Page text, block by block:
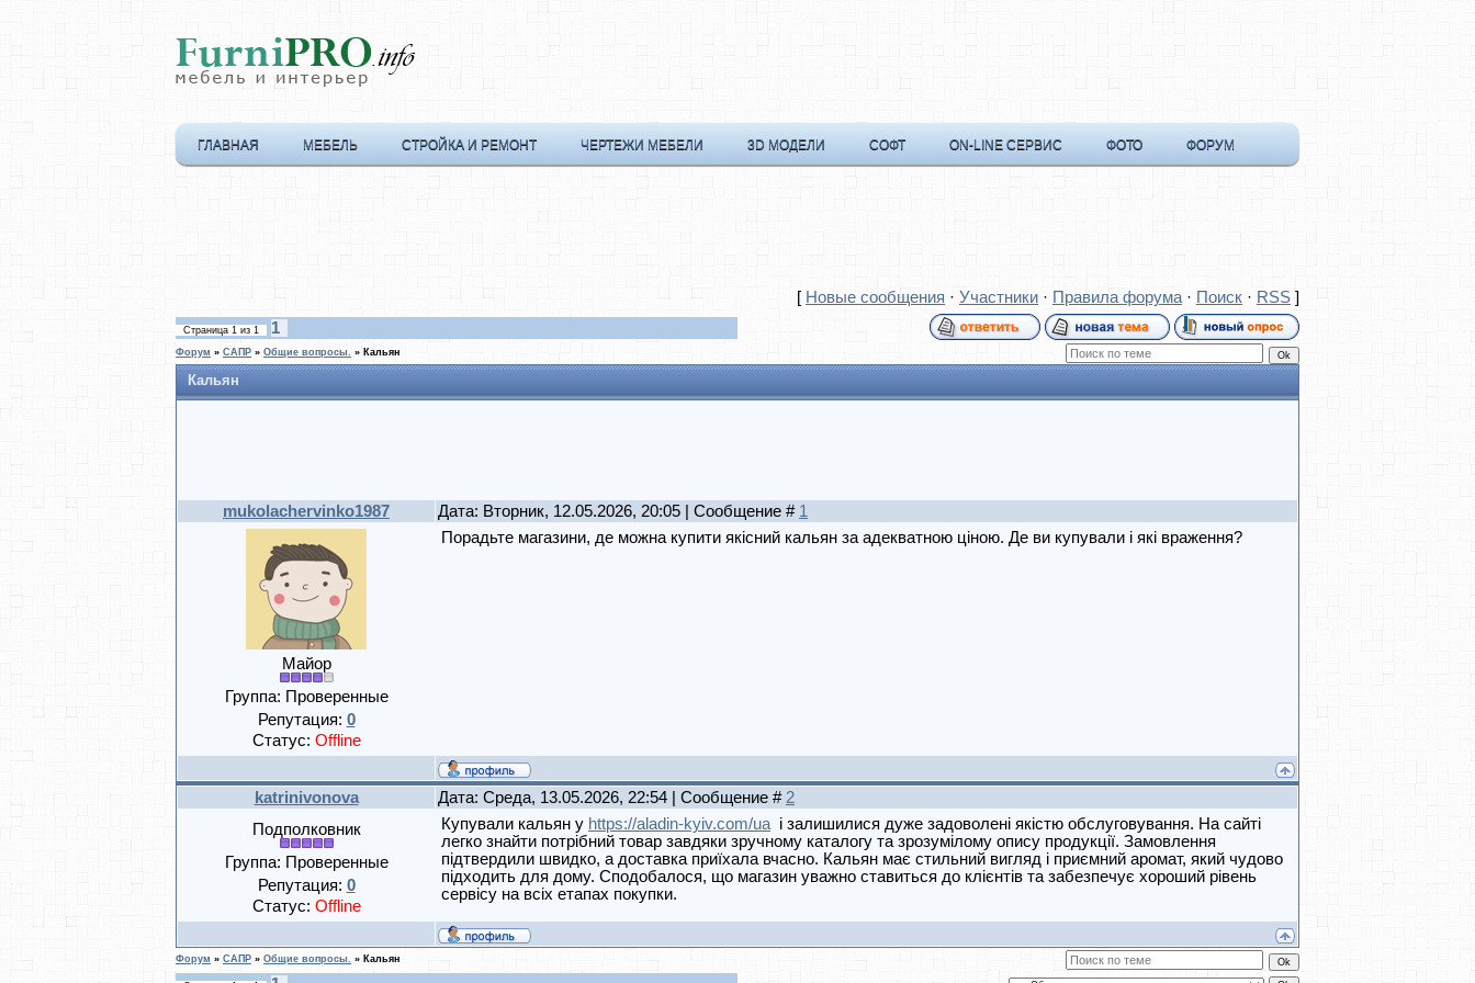
ГЛАВНАЯ МЕБЕЛЬ СТРОЙКА И РЕМОНТ ЧЕРТЕЖИ МЕБЕЛИ 3D МОДЕЛИ СОФТ ON-LINE СЕРВИС ФОТО ФОРУМ
[ Новые сообщения · Участники · Правила форума · Поиск · RSS]
Страница 1 из 1 1
Форум » САПР » Общие вопросы. » Кальян
Кальян
mukolachervinko1987 Дата: Вторник, 12.05.2026, 20:05 | Сообщение # 1
Майор
Группа: Проверенные
Репутация: 0
Статус: Offline
Порадьте магазини, де можна купити якісний кальян за адекватною ціною. Де ви купували і які враження?
katrinivonova Дата: Среда, 13.05.2026, 22:54 | Сообщение # 2
Подполковник
Группа: Проверенные
Репутация: 0
Статус: Offline
Купували кальян у https://aladin-kyiv.com/ua і залишилися дуже задоволені якістю обслуговування. На сайті
легко знайти потрібний товар завдяки зручному каталогу та зрозумілому опису продукції. Замовлення
підтвердили швидко, а доставка приїхала вчасно. Кальян має стильний вигляд і приємний аромат, який чудово
підходить для дому. Сподобалося, що магазин уважно ставиться до клієнтів та забезпечує хороший рівень
сервісу на всіх етапах покупки.
Форум » САПР » Общие вопросы. » Кальян